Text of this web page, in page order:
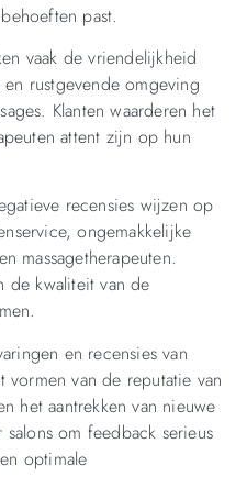
past.
vaak de vriendelijkheid
rustgevende omgeving
Klanten waarderen het
attent zijn op hun
recensies wijzen op
ongemakkelijke
massagetherapeuten.
de kwaliteit van de
en recensies van
van de reputatie van
het aantrekken van nieuwe
om feedback serieus
optimale